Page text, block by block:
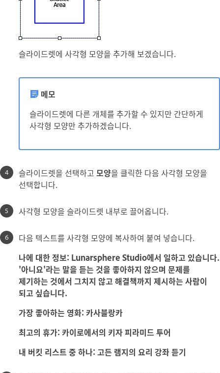
슬라이드렛에 사각형 모양을 추가해 보겠습니다.
메모
슬라이드렛에 다른 개체를 추가할 수 있지만 간단하게
사각형 모양만 추가하겠습니다.
슬라이드렛을 선택하고 모양을 클릭한 다음 사각형 모양을
선택합니다.
사각형 모양을 슬라이드렛 내부로 끌어옵니다.
다음 텍스트를 사각형 모양에 복사하여 붙여 넣습니다.
나에 대한 정보: Lunarsphere Studio에서 일하고 있습니다.
'아니요'라는 말을 듣는 것을 좋아하지 않으며 문제를
제기하는 것에서 그치지 않고 해결책까지 제시하는 사람이
되고 싶습니다.
가장 좋아하는 영화: 카사블랑카
최고의 휴가: 카이로에서의 키자 피라미드 투어
내 버킷 리스트 중 하나: 고든 램지의 요리 강좌 듣기